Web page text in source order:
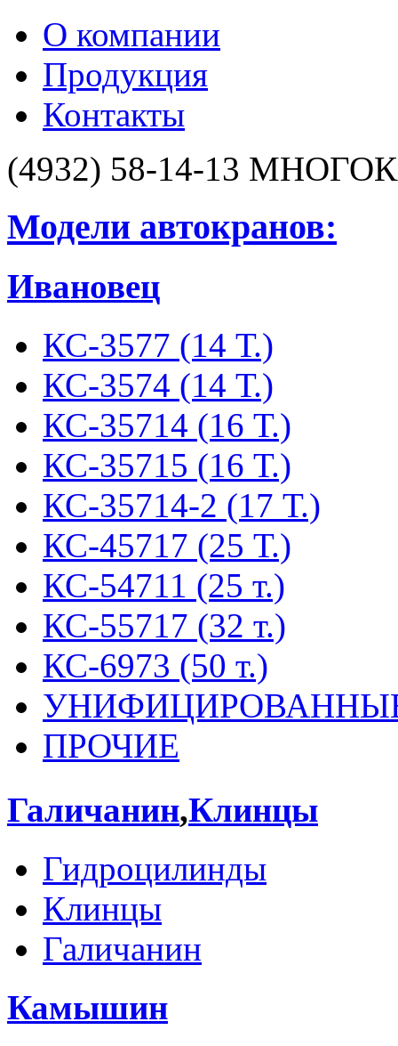
О компании
Продукция
Контакты
(4932) 58-14-13
Модели автокранов:
Ивановец
КС-3577 (14 Т.)
КС-3574 (14 Т.)
КС-35714 (16 Т.)
КС-35715 (16 Т.)
КС-35714-2 (17 Т.)
КС-45717 (25 Т.)
КС-54711 (25 т.)
КС-55717 (32 т.)
КС-6973 (50 т.)
ПРОЧИЕ
Галичанин,Клинцы
Гидроцилинды
Клинцы
Галичанин
Камышин